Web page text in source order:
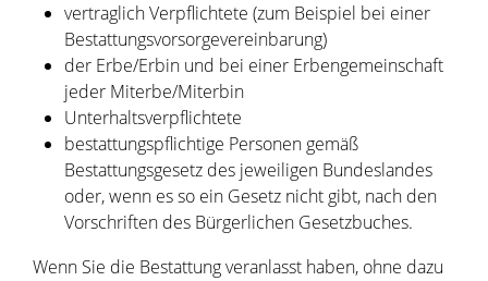
vertraglich Verpflichtete (zum Beispiel bei einer
Bestattungsvorsorgevereinbarung)
der Erbe/Erbin und bei einer Erbengemeinschaft
jeder Miterbe/Miterbin
Unterhaltsverpflichtete
bestattungspflichtige Personen gemäß
Bestattungsgesetz des jeweiligen Bundeslandes
oder, wenn es so ein Gesetz nicht gibt, nach den
Vorschriften des Bürgerlichen Gesetzbuches.
Wenn Sie die Bestattung veranlasst haben, ohne dazu